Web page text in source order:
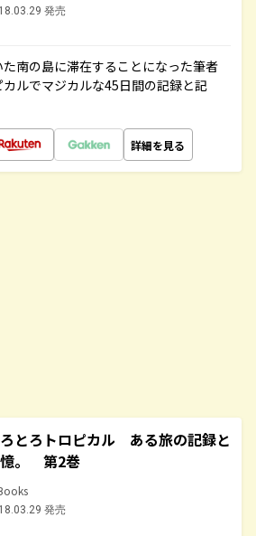
発売
南の島に滞在することになった筆者
ルでマジカルな45日間の記録と記
詳細を見る
とろトロピカル ある旅の記録と
。 第2巻
発売